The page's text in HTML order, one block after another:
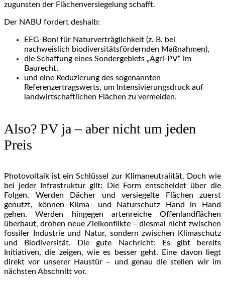
zugunsten der Flächenversiegelung schafft.
Der NABU fordert deshalb:
EEG-Boni für Naturverträglichkeit (z. B. bei
nachweislich biodiversitätsfördernden Maßnahmen),
die Schaffung eines Sondergebiets „Agri-PV“ im
Baurecht,
und eine Reduzierung des sogenannten
Referenzertragswerts, um Intensivierungsdruck auf
landwirtschaftlichen Flächen zu vermeiden.
Also? PV ja – aber nicht um jeden
Preis
Photovoltaik ist ein Schlüssel zur Klimaneutralität. Doch wie
bei jeder Infrastruktur gilt: Die Form entscheidet über die
Folgen. Werden Dächer und versiegelte Flächen zuerst
genutzt, können Klima- und Naturschutz Hand in Hand
gehen. Werden hingegen artenreiche Offenlandflächen
überbaut, drohen neue Zielkonflikte – diesmal nicht zwischen
fossiler Industrie und Natur, sondern zwischen Klimaschutz
und Biodiversität. Die gute Nachricht: Es gibt bereits
Initiativen, die zeigen, wie es besser geht. Eine davon liegt
direkt vor unserer Haustür – und genau die stellen wir im
nächsten Abschnitt vor.